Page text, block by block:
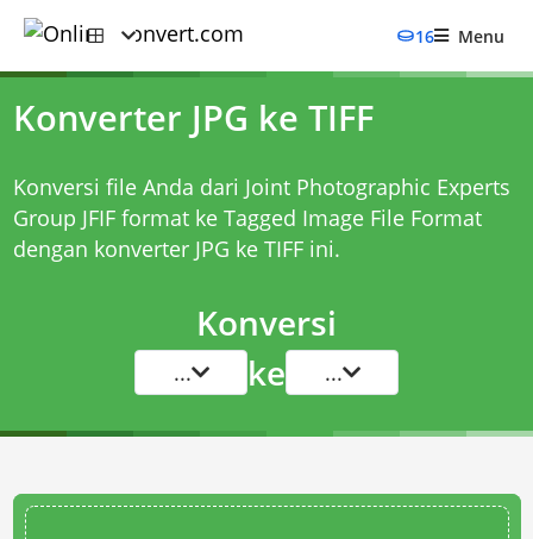
16 Menu
Konverter JPG ke TIFF
Konversi file Anda dari Joint Photographic Experts
Group JFIF format ke Tagged Image File Format
dengan konverter JPG ke TIFFini.
Konversi
... ke ...